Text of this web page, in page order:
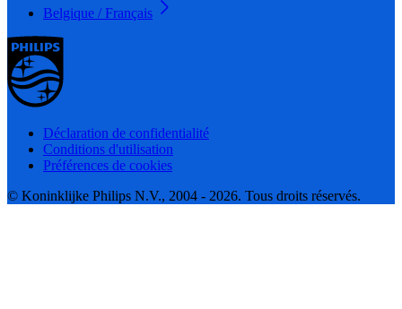
Belgique / Français
Déclaration de confidentialité
Conditions d'utilisation
Préférences de cookies
© Koninklijke Philips N.V., 2004 - 2026. Tous droits réservés.